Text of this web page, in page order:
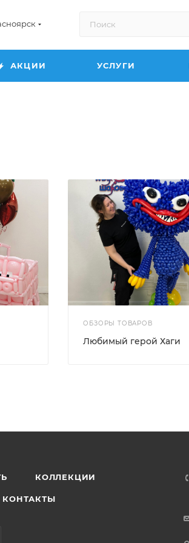
АКЦИИ УСЛУГИ
ОБЗОРЫ ТОВАРОВ
Любимый герой Хаги
КОЛЛЕКЦИИ
КОНТАКТЫ